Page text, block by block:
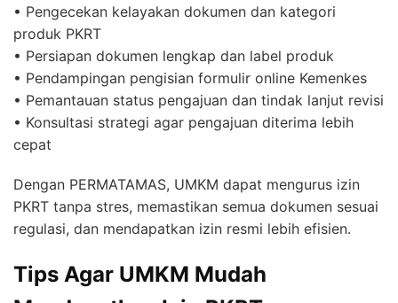
• Pengecekan kelayakan dokumen dan kategori
produk PKRT
• Persiapan dokumen lengkap dan label produk
• Pendampingan pengisian formulir online Kemenkes
• Pemantauan status pengajuan dan tindak lanjut revisi
• Konsultasi strategi agar pengajuan diterima lebih
cepat
Dengan PERMATAMAS, UMKM dapat mengurus izin
PKRT tanpa stres, memastikan semua dokumen sesuai
regulasi, dan mendapatkan izin resmi lebih efisien.
Tips Agar UMKM Mudah